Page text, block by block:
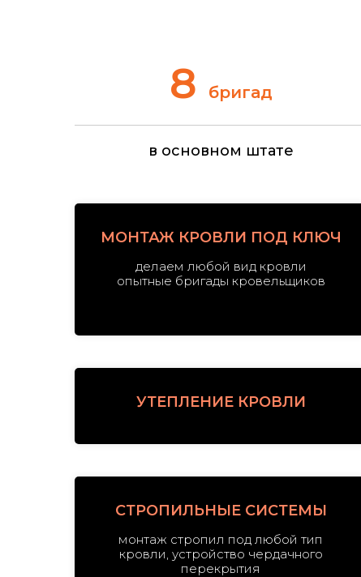
8 бригад
в основном штате
МОНТАЖ КРОВЛИ ПОД КЛЮЧ
делаем любой вид кровли
опытные бригады кровельщиков
УТЕПЛЕНИЕ КРОВЛИ
СТРОПИЛЬНЫЕ СИСТЕМЫ
монтаж стропил под любой тип
кровли, устройство чердачного
перекрытия